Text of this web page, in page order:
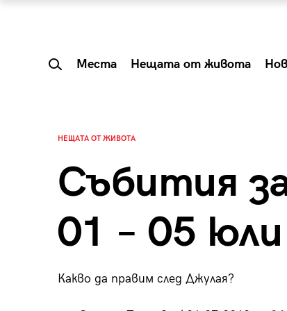
Места Нещата от живота
НЕЩАТА ОТ ЖИВОТА
Събития
01 – 05 юли
Какво да правим след Джулая?
Summer Prelude: